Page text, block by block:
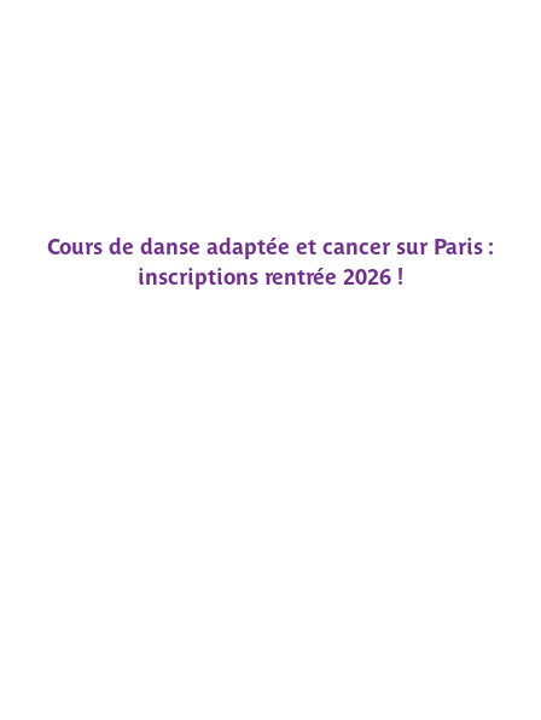
Cours de danse adaptée et cancer sur Paris :
inscriptions rentrée 2026 !